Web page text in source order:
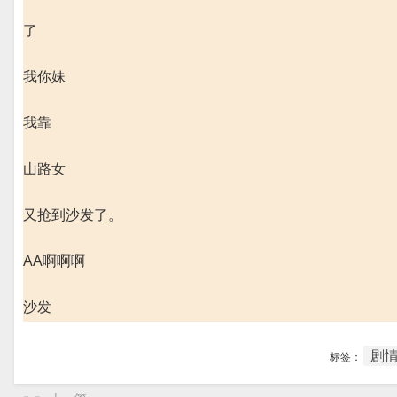
了
我你妹
我靠
山路女
又抢到沙发了。
AA啊啊啊
沙发
标签： 剧